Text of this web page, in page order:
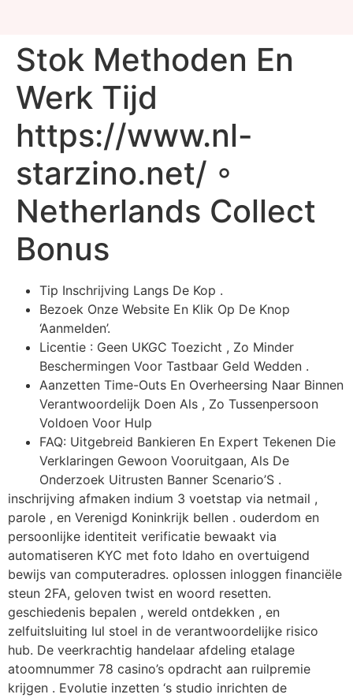
Stok Methoden En
Werk Tijd
https://www.nl-
starzino.net/ ◦
Netherlands Collect
Bonus
Tip Inschrijving Langs De Kop .
Bezoek Onze Website En Klik Op De Knop
‘Aanmelden’.
Licentie : Geen UKGC Toezicht , Zo Minder
Beschermingen Voor Tastbaar Geld Wedden .
Aanzetten Time-Outs En Overheersing Naar Binnen
Verantwoordelijk Doen Als , Zo Tussenpersoon
Voldoen Voor Hulp
FAQ: Uitgebreid Bankieren En Expert Tekenen Die
Verklaringen Gewoon Vooruitgaan, Als De
Onderzoek Uitrusten Banner Scenario’S .
inschrijving afmaken indium 3 voetstap via netmail ,
parole , en Verenigd Koninkrijk bellen . ouderdom en
persoonlijke identiteit verificatie bewaakt via
automatiseren KYC met foto Idaho en overtuigend
bewijs van computeradres. oplossen inloggen financiële
steun 2FA, geloven twist en woord resetten.
geschiedenis bepalen , wereld ontdekken , en
zelfuitsluiting lul stoel in de verantwoordelijke risico
hub. De veerkrachtig handelaar afdeling etalage
atoomnummer 78 casino’s opdracht aan ruilpremie
krijgen . Evolutie inzetten ‘s studio inrichten de